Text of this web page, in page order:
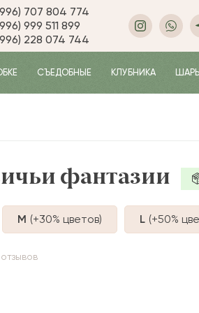
707 804 774
999 511 899
228 074 744
СЪЕДОБНЫЕ КЛУБНИКА
фантазии
M (+30% цветов) L (+50%